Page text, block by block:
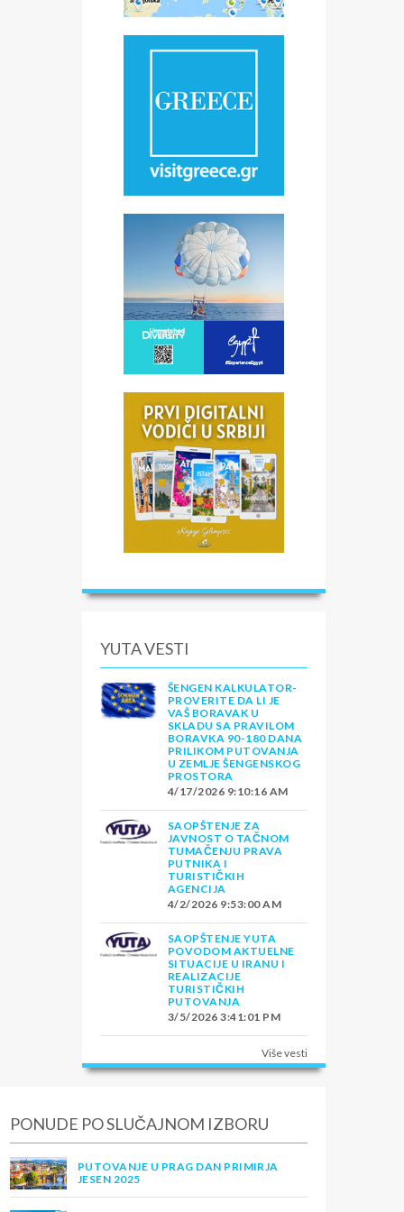
YUTA VESTI
ŠENGEN KALKULATOR-
PROVERITE DA LI JE
VAŠ BORAVAK U
SKLADU SA PRAVILOM
BORAVKA 90-180 DANA
PRILIKOM PUTOVANJA
U ZEMLJE ŠENGENSKOG
PROSTORA
4/17/2026 9:10:16 AM
SAOPŠTENJE ZA
JAVNOST O TAČNOM
TUMAČENJU PRAVA
PUTNIKA I
TURISTIČKIH
AGENCIJA
4/2/2026 9:53:00 AM
SAOPŠTENJE YUTA
POVODOM AKTUELNE
SITUACIJE U IRANU I
REALIZACIJE
TURISTIČKIH
PUTOVANJA
3/5/2026 3:41:01 PM
Više vesti
PONUDE PO SLUČAJNOM IZBORU
PUTOVANJE U PRAG DAN PRIMIRJA
JESEN 2025